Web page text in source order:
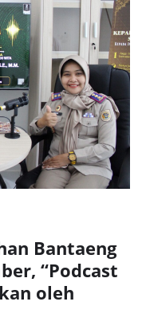
Bantaeng
“Podcast
oleh